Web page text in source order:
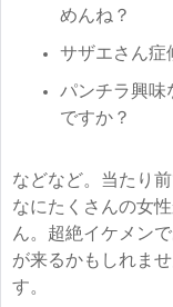
めんね？
サザエさん症
パンチラ興味
ですか？
などなど。当たり前
なにたくさんの女
ん。超絶イケメン
が来るかもしれま
す。